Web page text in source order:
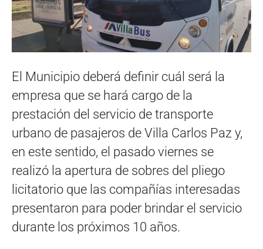
El Municipio deberá definir cuál será la
empresa que se hará cargo de la
prestación del servicio de transporte
urbano de pasajeros de Villa Carlos Paz y,
en este sentido, el pasado viernes se
realizó la apertura de sobres del pliego
licitatorio que las compañías interesadas
presentaron para poder brindar el servicio
durante los próximos 10 años.